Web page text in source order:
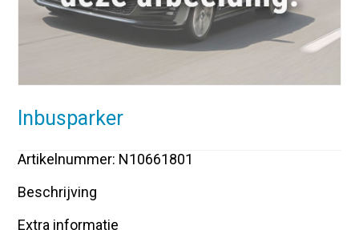
Inbusparker
Artikelnummer: N10661801
Beschrijving
Extra informatie